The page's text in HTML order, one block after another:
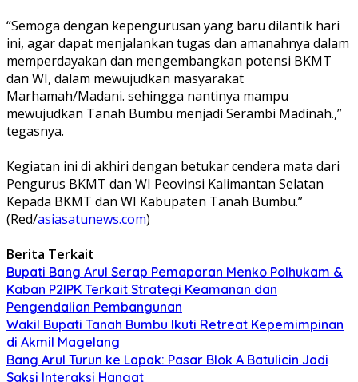
“Semoga dengan kepengurusan yang baru dilantik hari
ini, agar dapat menjalankan tugas dan amanahnya dalam
memperdayakan dan mengembangkan potensi BKMT
dan WI, dalam mewujudkan masyarakat
Marhamah/Madani. sehingga nantinya mampu
mewujudkan Tanah Bumbu menjadi Serambi Madinah.,”
tegasnya.
Kegiatan ini di akhiri dengan betukar cendera mata dari
Pengurus BKMT dan WI Peovinsi Kalimantan Selatan
Kepada BKMT dan WI Kabupaten Tanah Bumbu.”
(Red/asiasatunews.com)
Berita Terkait
Bupati Bang Arul Serap Pemaparan Menko Polhukam &
Kaban P2IPK Terkait Strategi Keamanan dan
Pengendalian Pembangunan
Wakil Bupati Tanah Bumbu Ikuti Retreat Kepemimpinan
di Akmil Magelang
Bang Arul Turun ke Lapak: Pasar Blok A Batulicin Jadi
Saksi Interaksi Hangat